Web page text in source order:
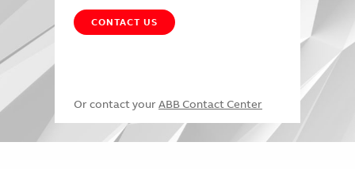
CONTACT US
Or contact your ABB Contact Center